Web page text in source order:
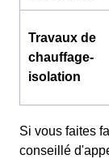
Travaux de
chauffage-
isolation
Si vous faites
conseillé